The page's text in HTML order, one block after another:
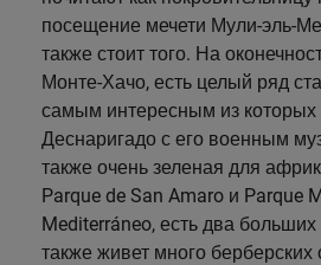
посещение мечети Мули-эль-
также стоит того. На
Монте-Хачо, есть целый ряд
самым интересным из которых
Деснаригадо с его военным
также очень зеленая для
Parque de San Amaro и Parque
Mediterráneo, есть два
также живет много берберских